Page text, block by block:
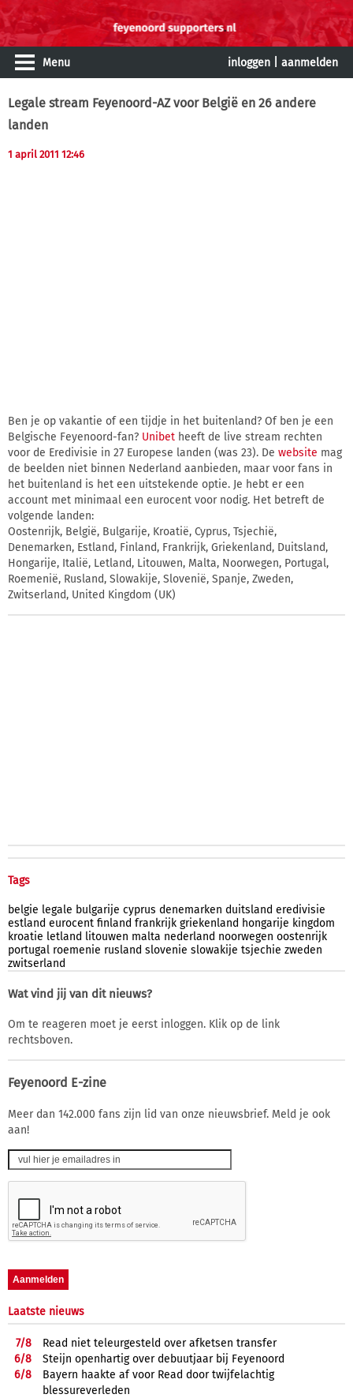
Menu inloggen aanmelden
Legale stream Feyenoord-AZ voor België en 26 andere
landen
1 april 2011 12:46
Ben je op vakantie of een tijdje in het buitenland? Of ben je een
Belgische Feyenoord-fan? Unibet heeft de live stream rechten
voor de Eredivisie in 27 Europese landen (was 23). De website mag
de beelden niet binnen Nederland aanbieden, maar voor fans in
het buitenland is het een uitstekende optie. Je hebt er een
account met minimaal een eurocent voor nodig. Het betreft de
volgende landen:
Oostenrijk, België, Bulgarije, Kroatië, Cyprus, Tsjechië,
Denemarken, Estland, Finland, Frankrijk, Griekenland, Duitsland,
Hongarije, Italië, Letland, Litouwen, Malta, Noorwegen, Portugal,
Roemenië, Rusland, Slowakije, Slovenië, Spanje, Zweden,
Zwitserland, United Kingdom (UK)
Tags
belgie legale bulgarije cyprus denemarken duitsland eredivisie
estland eurocent finland frankrijk griekenland hongarije kingdom
kroatie letland litouwen malta nederland noorwegen oostenrijk
portugal roemenie rusland slovenie slowakije tsjechie zweden
zwitserland
Wat vind jij van dit nieuws?
Om te reageren moet je eerst inloggen. Klik op de link
rechtsboven.
Feyenoord E-zine
Meer dan 142.000 fans zijn lid van onze nieuwsbrief. Meld je ook
aan!
Laatste nieuws
7/8
Read niet teleurgesteld over afketsen transfer
6/8
Steijn openhartig over debuutjaar bij Feyenoord
6/8
Bayern haakte af voor Read door twijfelachtig
blessureverleden